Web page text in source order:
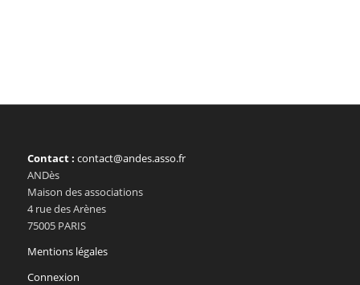
Contact : contact@andes.asso.fr
ANDès
Maison des associations
4 rue des Arènes
75005 PARIS
Mentions légales
Connexion